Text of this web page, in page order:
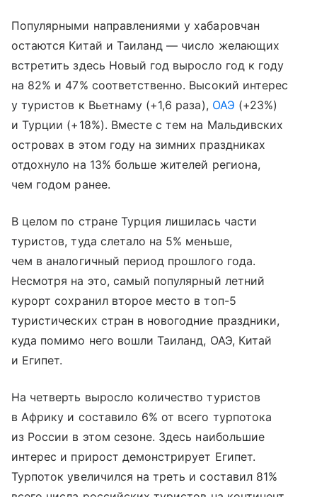
Популярными направлениями у хабаровчан
остаются Китай и Таиланд — число желающих
встретить здесь Новый год выросло год к году
на 82% и 47% соответственно. Высокий интерес
у туристов к Вьетнаму (+1,6 раза), ОАЭ (+23%)
и Турции (+18%). Вместе с тем на Мальдивских
островах в этом году на зимних праздниках
отдохнуло на 13% больше жителей региона,
чем годом ранее.
В целом по стране Турция лишилась части
туристов, туда слетало на 5% меньше,
чем в аналогичный период прошлого года.
Несмотря на это, самый популярный летний
курорт сохранил второе место в топ-5
туристических стран в новогодние праздники,
куда помимо него вошли Таиланд, ОАЭ, Китай
и Египет.
На четверть выросло количество туристов
в Африку и составило 6% от всего турпотока
из России в этом сезоне. Здесь наибольшие
интерес и прирост демонстрирует Египет.
Турпоток увеличился на треть и составил 81%